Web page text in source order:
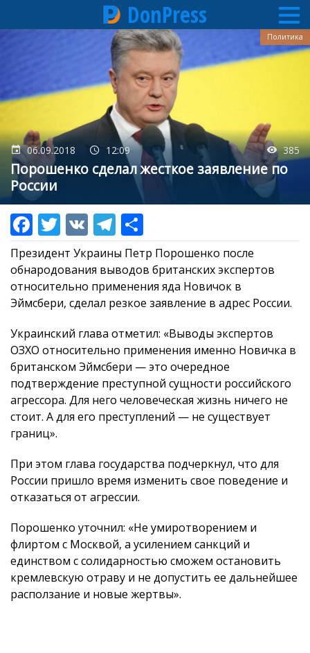
содержанию
DonPress
06.09.2018 12:09 385
Порошенко сделал жесткое заявление по
России
Политика
Президент Украины Петр Порошенко после
обнародования выводов британских экспертов
относительно применения яда Новичок в
Эймсбери, сделал резкое заявление в адрес России.
Украинский глава отметил: «Выводы экспертов
ОЗХО относительно применения именно Новичка в
британском Эймсбери — это очередное
подтверждение преступной сущности российского
агрессора. Для него человеческая жизнь ничего не
стоит. А для его преступлений — не существует
границ».
При этом глава государства подчеркнул, что для
России пришло время изменить свое поведение и
отказаться от агрессии.
Порошенко уточнил: «Не умиротворением и
флиртом с Москвой, а усилением санкций и
единством с солидарностью сможем остановить
кремлевскую отраву и не допустить ее дальнейшее
расползание и новые жертвы».